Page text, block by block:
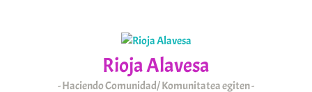
Rioja Alavesa
Haciendo Comunidad/ Komunitatea egiten